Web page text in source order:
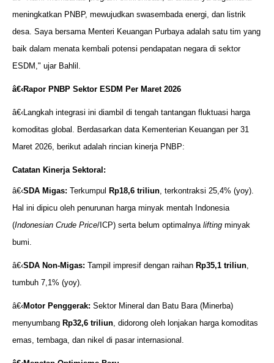
meningkatkan PNBP, mewujudkan swasembada energi, dan listrik
desa. Saya bersama Menteri Keuangan Purbaya adalah satu tim yang
baik dalam menata kembali potensi pendapatan negara di sektor
ESDM," ujar Bahlil.
â€‹Rapor PNBP Sektor ESDM Per Maret 2026
â€‹Langkah integrasi ini diambil di tengah tantangan fluktuasi harga
komoditas global. Berdasarkan data Kementerian Keuangan per 31
Maret 2026, berikut adalah rincian kinerja PNBP:
Catatan Kinerja Sektoral:
â€‹SDA Migas: Terkumpul Rp18,6 triliun , terkontraksi 25,4% (yoy).
Hal ini dipicu oleh penurunan harga minyak mentah Indonesia
(Indonesian Crude Price/ICP) serta belum optimalnya lifting minyak
bumi.
â€‹SDA Non-Migas: Tampil impresif dengan raihan Rp35,1 triliun
tumbuh 7,1% (yoy).
â€‹Motor Penggerak: Sektor Mineral dan Batu Bara (Minerba)
menyumbang Rp32,6 triliun , didorong oleh lonjakan harga komoditas
emas, tembaga, dan nikel di pasar internasional.